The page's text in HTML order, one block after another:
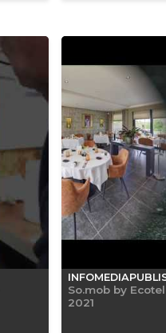
So.mob by
2021